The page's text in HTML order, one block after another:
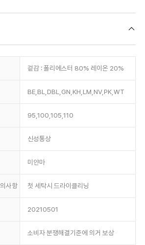
겉감 : 폴리에스터 80% 레이온 20%
BE,BL,DBL,GN,KH,LM,NV,PK,WT
95,100,105,110
신성통상
미얀마
사항 첫 세탁시 드라이클리닝
20210501
소비자 분쟁해결기준에 의거 보상